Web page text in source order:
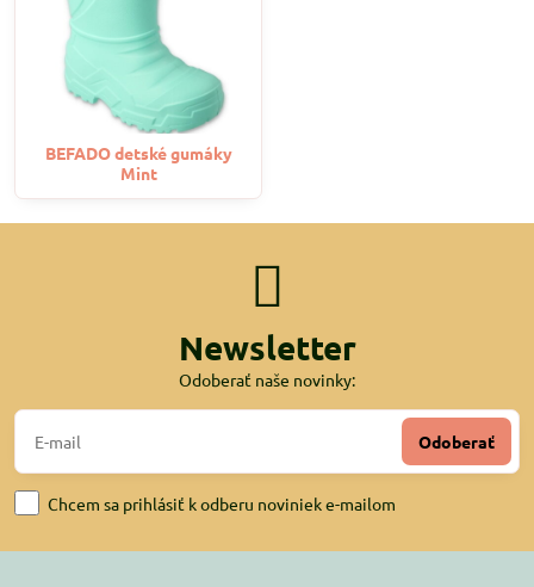
BEFADO detské gumáky
Mint
Newsletter
Odoberať naše novinky:
Odoberať
Chcem sa prihlásiť k odberu noviniek e-mailom